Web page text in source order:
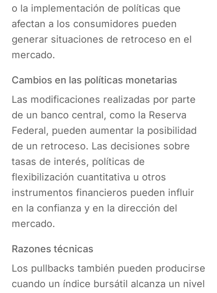
o la implementación de políticas que
afectan a los consumidores pueden
generar situaciones de retroceso en el
mercado.
Cambios en las políticas monetarias
Las modificaciones realizadas por parte
de un banco central, como la Reserva
Federal, pueden aumentar la posibilidad
de un retroceso. Las decisiones sobre
tasas de interés, políticas de
flexibilización cuantitativa u otros
instrumentos financieros pueden influir
en la confianza y en la dirección del
mercado.
Razones técnicas
Los pullbacks también pueden producirse
cuando un índice bursátil alcanza un nivel